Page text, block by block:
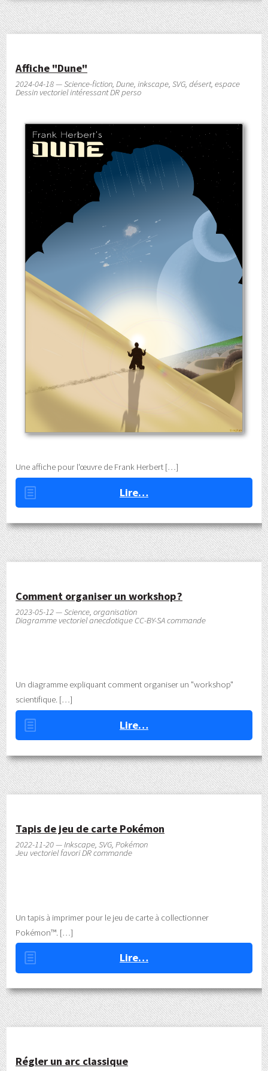
Affiche "Dune"
2024-04-18 — Science-fiction, Dune, inkscape, SVG, désert, espace
Dessin vectoriel intéressant DR perso
Une affiche pour l'œuvre de Frank Herbert
Lire…
Comment organiser un workshop ?
2023-05-12 — Science, organisation
Diagramme vectoriel anecdotique CC-BY-SA commande
Un diagramme expliquant comment organiser un "workshop"
scientifique.
Lire…
Tapis de jeu de carte Pokémon
2022-11-20 — Inkscape, SVG, Pokémon
Jeu vectoriel favori DR commande
Un tapis à imprimer pour le jeu de carte à collectionner
Pokémon™.
Lire…
Régler un arc classique